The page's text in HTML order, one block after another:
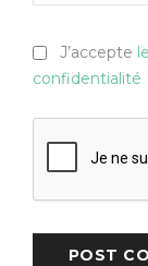
J’accepte
confidentialité
POST